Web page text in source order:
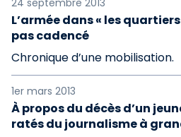
24 septembre 2013
L’armée dans « les
pas cadencé
Chronique d’une mobilisation.
1er mars 2013
À propos du décès d’un
ratés du journalisme à